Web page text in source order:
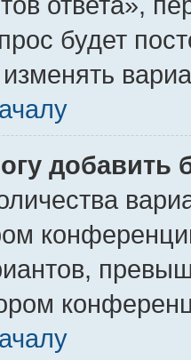
будет
добавить